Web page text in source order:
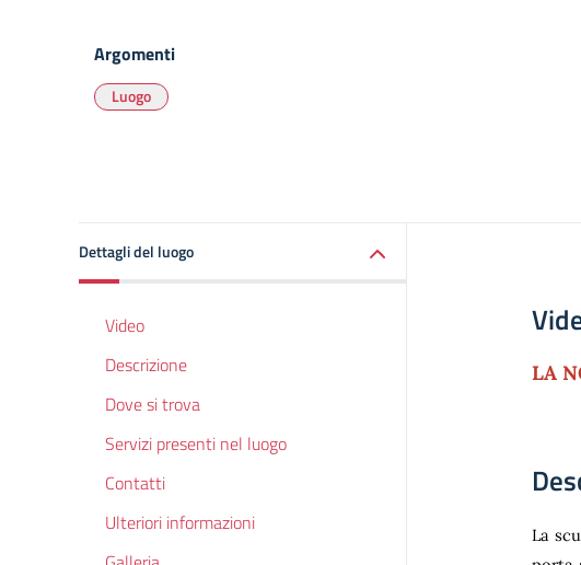
Argomenti
Luogo
Dettagli del luogo
Video
Descrizione
Dove si trova
Servizi presenti nel luogo
Contatti
Ulteriori informazioni
LA
La